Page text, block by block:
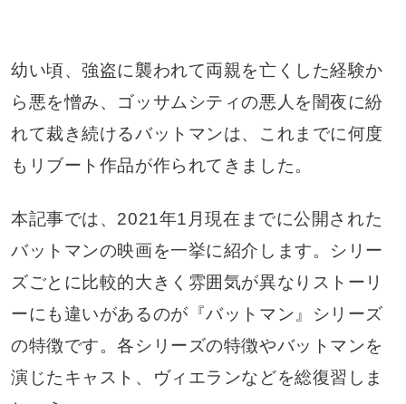
幼い頃、強盗に襲われて両親を亡くした経験か
ら悪を憎み、ゴッサムシティの悪人を闇夜に紛
れて裁き続けるバットマンは、これまでに何度
もリブート作品が作られてきました。
本記事では、2021年1月現在までに公開された
バットマンの映画を一挙に紹介します。シリー
ズごとに比較的大きく雰囲気が異なりストーリ
ーにも違いがあるのが『バットマン』シリーズ
の特徴です。各シリーズの特徴やバットマンを
演じたキャスト、ヴィエランなどを総復習しま